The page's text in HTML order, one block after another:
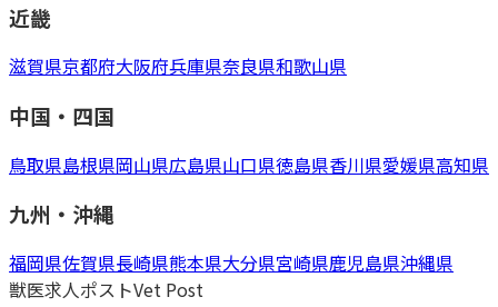
近畿
滋賀県京都府大阪府兵庫県奈良県和歌山県
中国・四国
鳥取県島根県岡山県広島県山口県徳島県香川県愛媛県高知県
九州・沖縄
福岡県佐賀県長崎県熊本県大分県宮崎県鹿児島県沖縄県
獣医求人ポストVet Post